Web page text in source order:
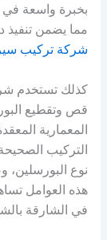
بخبرة واسعة في
مما يضمن تنفيذ
شركة تركيب
كذلك تستخدم
قص وتقطيع
المعمارية
التركيب
نوع البورسلين،
هذه العوامل
في الشارقة